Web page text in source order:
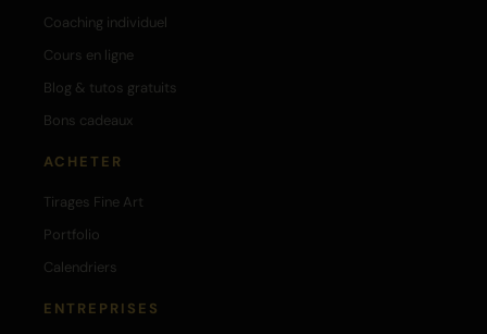
Coaching individuel
Cours en ligne
Blog & tutos gratuits
Bons cadeaux
ACHETER
Tirages Fine Art
Portfolio
Calendriers
ENTREPRISES